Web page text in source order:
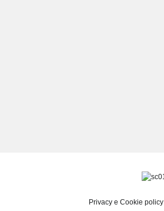
Privacy e Cookie policy